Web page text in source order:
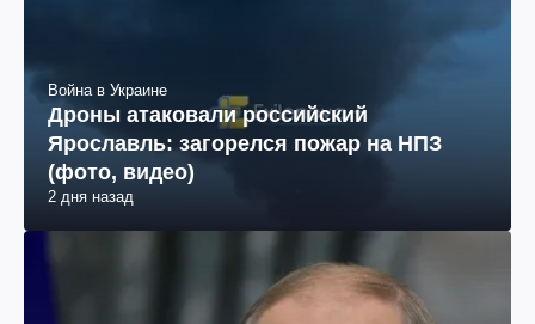
Война в Украине
Дроны атаковали российский
Ярославль: загорелся пожар на НПЗ
(фото, видео)
2 дня назад